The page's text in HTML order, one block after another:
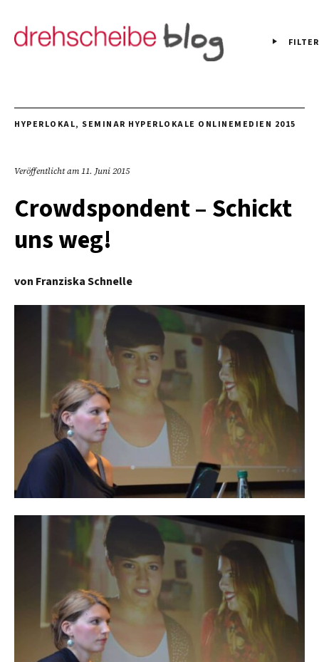
FILTER
HYPERLOKAL, SEMINAR HYPERLOKALE ONLINEMEDIEN 2015
Veröffentlicht am11. Juni 2015
Crowdspondent – Schickt
uns weg!
von Franziska Schnelle